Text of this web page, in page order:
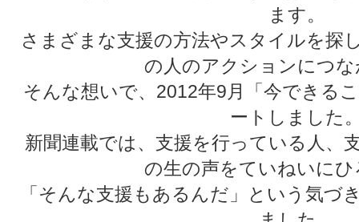
ます。
さまざまな支援の方法やスタイルを探
の人のアクションにつ
そんな想いで、2012年9月「今できる
ートしました
新聞連載では、支援を行っている人、
の生の声をていねいに
「そんな支援もあるんだ」という気づ